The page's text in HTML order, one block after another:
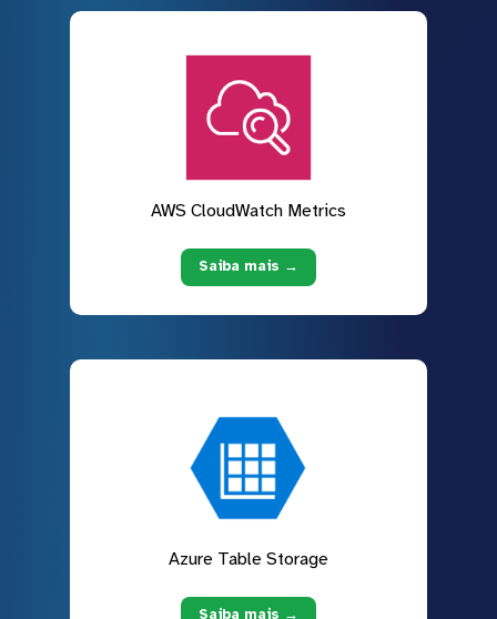
AWS CloudWatch Metrics
Saiba mais →
Azure Table Storage
Saiba mais →